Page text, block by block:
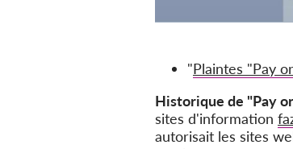
"Plaintes "Pay
Historique de "Pay
sites d'information
autorisait les sites